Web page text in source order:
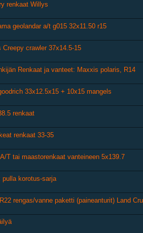
renkaat Willys
geolandar a/t g015 32x11.50 r15
Creepy crawler 37x14.5-15
Renkaat ja vanteet: Maxxis polaris, R14
33x12.5x15 + 10x15 mangels
renkaat
renkaat 33-35
T tai maastorenkaat vanteineen 5x139.7
pulla korotus-sarja
rengas/vanne paketti (paineanturit) Land